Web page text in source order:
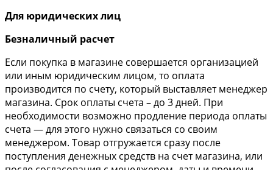
Для юридических лиц
Безналичный расчет
Если покупка в магазине совершается организацией
или иным юридическим лицом, то оплата
производится по счету, который выставляет менеджер
магазина. Срок оплаты счета – до 3 дней. При
необходимости возможно продление периода оплаты
счета — для этого нужно связаться со своим
менеджером. Товар отгружается сразу после
поступления денежных средств на счет магазина, или